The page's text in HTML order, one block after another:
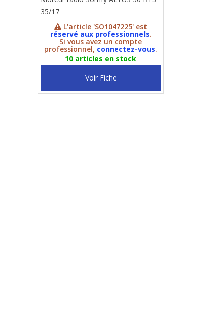
35/17
L'article 'SO1047225' est
réservé aux professionnels.
Si vous avez un compte
professionnel, connectez-vous.
10 articles en stock
Voir Fiche